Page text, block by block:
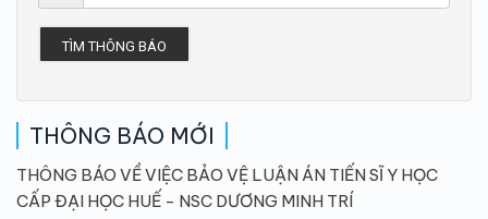
TÌM THÔNG BÁO
THÔNG BÁO MỚI
THÔNG BÁO VỀ VIỆC BẢO VỆ LUẬN ÁN TIẾN SĨ Y HỌC
CẤP ĐẠI HỌC HUẾ - NSC DƯƠNG MINH TRÍ